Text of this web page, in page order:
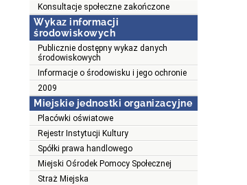
Konsultacje społeczne zakończone
Wykaz informacji
środowiskowych
Publicznie dostępny wykaz danych
środowiskowych
Informacje o środowisku i jego ochronie
2009
Miejskie jednostki organizacyjne
Placówki oświatowe
Rejestr Instytucji Kultury
Spółki prawa handlowego
Miejski Ośrodek Pomocy Społecznej
Straż Miejska